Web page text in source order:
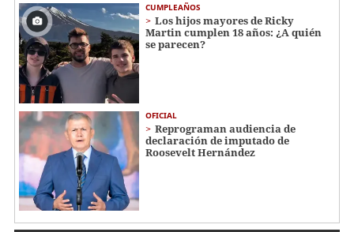
CUMPLEAÑOS
Los hijos mayores de Ricky
Martin cumplen 18 años: ¿A quién
se parecen?
OFICIAL
Reprograman audiencia de
declaración de imputado de
Roosevelt Hernández